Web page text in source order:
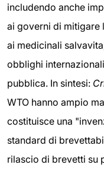
includendo anche
ai governi di
ai medicinali
obblighi
pubblica. In sintesi:
WTO hanno ampio
costituisce una
standard di
rilascio di brevetti su